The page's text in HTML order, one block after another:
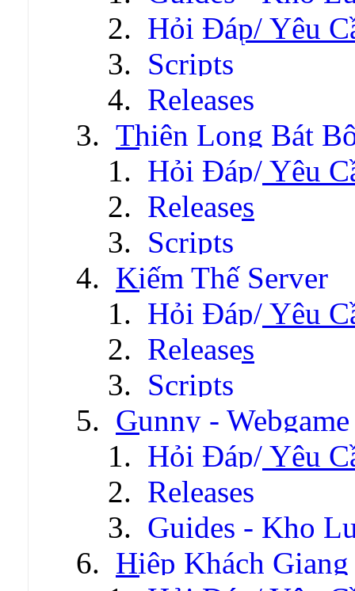
Hỏi Đáp/ Yêu
Scripts
Releases
Thiên Long Bát
Hỏi Đáp/ Yêu
Releases
Scripts
Kiếm Thế Server
Hỏi Đáp/ Yêu
Releases
Scripts
Gunny -
Hỏi Đáp/ Yêu
Releases
Guides - Kho
Hiệp Khách